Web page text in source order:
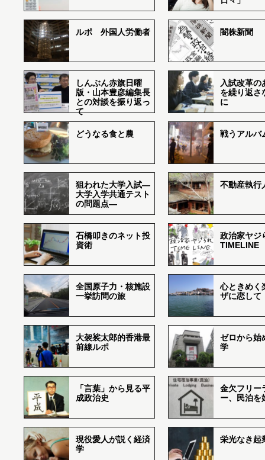
ルポ 外国人労働者 闇株新聞
しんぶん赤旗日曜
版・山本豊彦編集長
との対談を振り返っ
て
入試改革の
を繰り返さ
に
どうなる食と農 戦うアルバ
狙われた大学入試―
大学入学共通テスト
の問題点―
不動産執行
石橋叩きのネット投
資術
政治家ヤジ
TIMELINE
全国原子力・核施設
一挙訪問の旅
心ときめく
ザに恋して
大袈裟太郎的香港最
前線ルポ
ゼロから始
学
「言葉」から見る平
成政治史
金欠フリー
ー、民泊を
現役愛人が説く経済
学
栄光なき起